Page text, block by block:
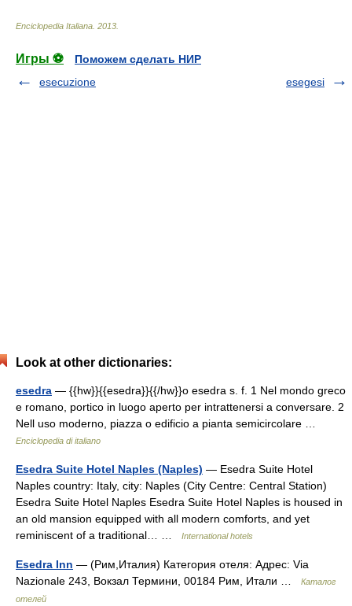
Enciclopedia Italiana 2013
Игры ⚽
Поможем сделать НИР
esecuzione
esegesi
Look at other dictionaries:
esedra — {{hw}}{{esedra}}{{/hw}}o esedra s. f. 1 Nel mondo greco
e romano, portico in luogo aperto per intrattenersi a conversare. 2
Nell uso moderno, piazza o edificio a pianta semicircolare …
Enciclopedia di italiano
Esedra Suite Hotel Naples (Naples) — Esedra Suite Hotel
Naples country: Italy, city: Naples (City Centre: Central Station)
Esedra Suite Hotel Naples Esedra Suite Hotel Naples is housed in
an old mansion equipped with all modern comforts, and yet
reminiscent of a traditional… …
International hotels
Esedra Inn — (Рим,Италия) Категория отеля: Адрес: Via
Nazionale 243, Вокзал Термини, 00184 Рим, Итали …
Каталог
отелей